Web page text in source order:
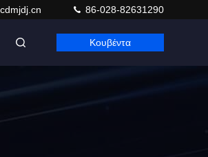
86-028-82631290
Κουβέντα